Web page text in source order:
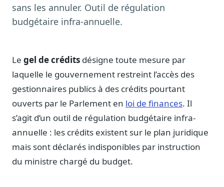
Veille des matinales radio
9 interviews politiques, analysées avant 10 h
Exports & livrables
Notes, briefings, tableaux de bord
Fiches parlementaires
Parcours, mandats, prises de position
Registre HATVP
Cartographier l'influence sur un dossier
sans les annuler. Outil de régulation
budgétaire infra-annuelle.
Le gel de crédits désigne toute mesure par
laquelle le gouvernement restreint l’accès des
gestionnaires publics à des crédits pourtant
ouverts par le Parlement en loi de finances. Il
s’agit d’un outil de régulation budgétaire infra-
annuelle : les crédits existent sur le plan juridique
mais sont déclarés indisponibles par instruction
du ministre chargé du budget.